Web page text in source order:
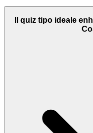
Il quiz tipo ideale